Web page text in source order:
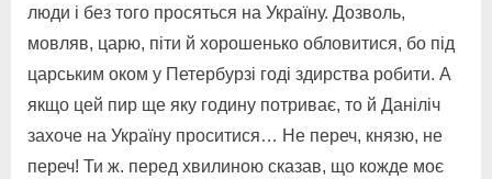
люди і без того просяться на Україну. Дозволь,
мовляв, царю, піти й хорошенько обловитися, бо під
царським оком у Петербурзі годі здирства робити. А
якщо цей пир ще яку годину потриває, то й Даніліч
захоче на Україну проситися… Не переч, князю, не
переч! Ти ж. перед хвилиною сказав, що кожде моє